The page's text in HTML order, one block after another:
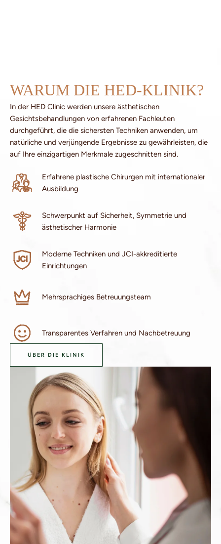
WARUM DIE HED-KLINIK?
In der HED Clinic werden unsere ästhetischen
Gesichtsbehandlungen von erfahrenen Fachleuten
durchgeführt, die die sichersten Techniken anwenden, um
natürliche und verjüngende Ergebnisse zu gewährleisten, die
auf Ihre einzigartigen Merkmale zugeschnitten sind.
Erfahrene plastische Chirurgen mit internationaler
Ausbildung
Schwerpunkt auf Sicherheit, Symmetrie und
ästhetischer Harmonie
Moderne Techniken und JCI-akkreditierte
Einrichtungen
Mehrsprachiges Betreuungsteam
Transparentes Verfahren und Nachbetreuung
ÜBER DIE KLINIK